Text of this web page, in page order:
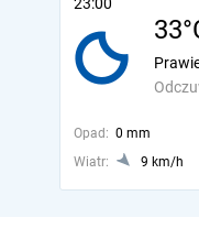
Opad: 0 mm
Wiatr:
9 km/h